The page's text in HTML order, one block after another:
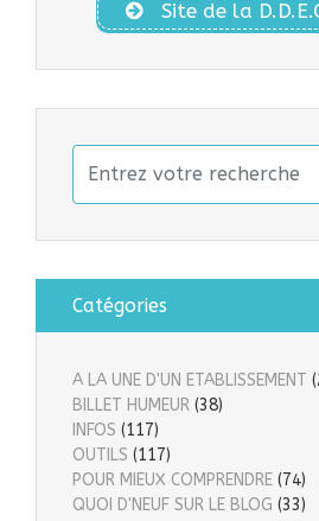
Site de la
Catégories
A LA UNE D'UN ETABLISSEMENT
BILLET HUMEUR (38)
INFOS (117)
OUTILS (117)
POUR MIEUX COMPRENDRE (74)
QUOI D'NEUF SUR LE BLOG (33)